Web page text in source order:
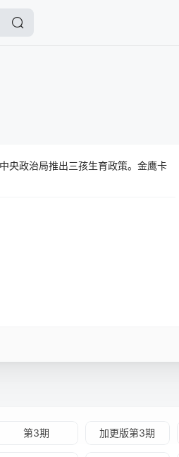
央政治局推出三孩生育政策。金鹰卡
第3期 加更版第3期